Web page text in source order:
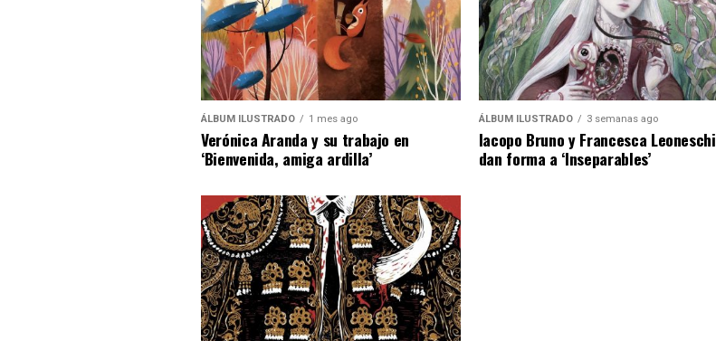
ÁLBUM ILUSTRADO 1 mes ago
Verónica Aranda y su trabajo en
‘Bienvenida, amiga ardilla’
ÁLBUM ILUSTRADO 3 semanas ago
Iacopo Bruno y Francesca Leoneschi
dan forma a ‘Inseparables’